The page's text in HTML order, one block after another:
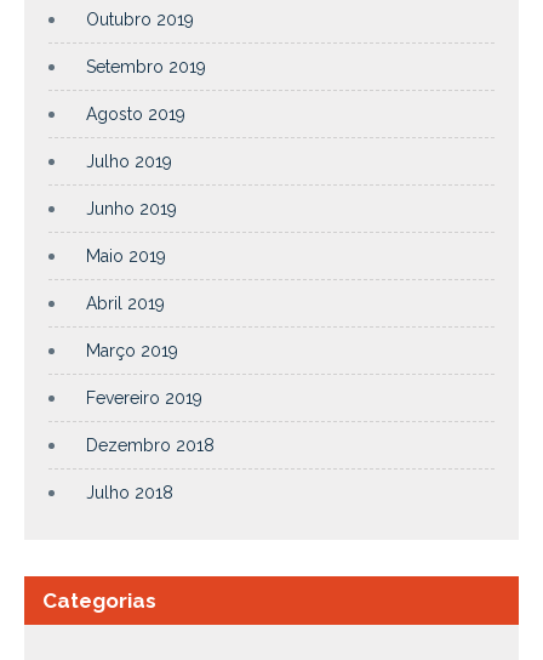
Outubro 2019
Setembro 2019
Agosto 2019
Julho 2019
Junho 2019
Maio 2019
Abril 2019
Março 2019
Fevereiro 2019
Dezembro 2018
Julho 2018
Categorias